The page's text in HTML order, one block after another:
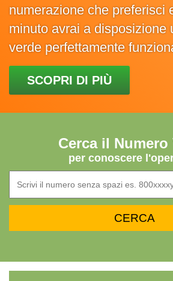
numerazione che preferisci
minuto avrai a disposizione
verde perfettamente
SCOPRI DI PIÙ
Cerca il Numero
per conoscere